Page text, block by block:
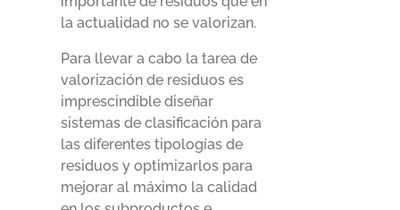
la actualidad no se valorizan.
Para llevar a cabo la tarea de
valorización de residuos es
imprescindible diseñar
sistemas de clasificación para
las diferentes tipologías de
residuos y optimizarlos para
mejorar al máximo la calidad